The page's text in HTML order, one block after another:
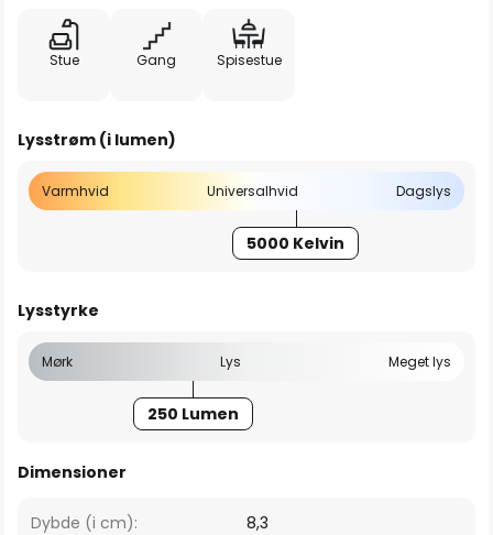
Stue Gang Spisestue
Lysstrøm (i lumen)
Varmhvid Universalhvid Dagslys
5000 Kelvin
Lysstyrke
Mørk Lys Meget lys
250 Lumen
Dimensioner
Dybde (i cm):
8,3